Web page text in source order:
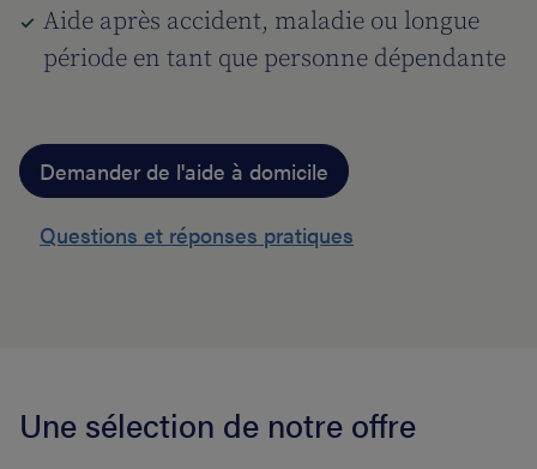
Aide après accident, maladie ou longue
période en tant que personne dépendante
Demander de l'aide à domicile
Questions et réponses pratiques
Une sélection de notre offre